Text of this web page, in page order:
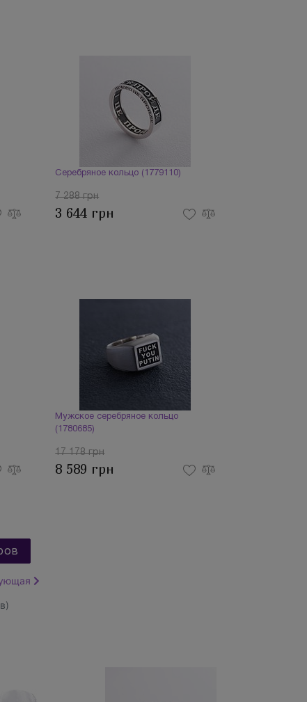
Серебряное кольцо (1779110)
7 288 грн
3 644 грн
Мужское серебряное кольцо
(1780685)
17 178 грн
8 589 грн